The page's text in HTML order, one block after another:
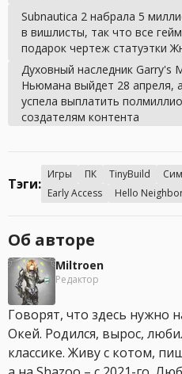
Subnautica 2 набрала 5
в вишлисты, так что все
подарок чертеж статуэтки
Духовный наследник Garry's
Ньюмана выйдет 28 апреля,
успела выплатить
создателям контента
Тэги:
Игры ПК TinyBuild
Early Access
Hello
Об авторе
Miltroen
Редактор
Говорят, что здесь нужно
Окей. Родился, вырос,
классике. Живу с котом,